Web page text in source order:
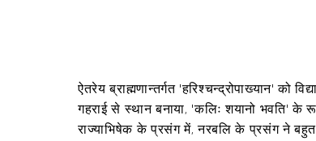
ऐतरेय ब्राह्मणान्तर्गत 'हरिश्चन्द्रोपाख्यान'
गहराई से स्थान बनाया, 'कलिः शयानो भवति' के
राज्याभिषेक के प्रसंग में, नरबलि के प्रसंग ने